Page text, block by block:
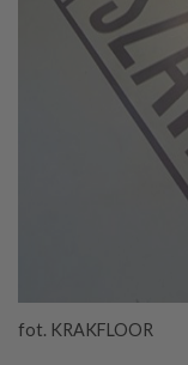
fot. KRAKFLOOR